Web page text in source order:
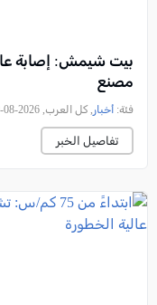
مصنع
فئة: أخبار , كل العرب, 2026-08-09 10:32:48
تفاصيل الخبر